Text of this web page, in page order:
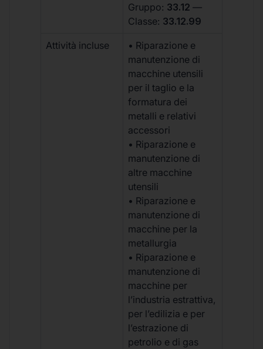
Gruppo: 33.12 —
Classe: 33.12.99
Attività incluse
• Riparazione e
manutenzione di
macchine utensili
per il taglio e la
formatura dei
metalli e relativi
accessori
• Riparazione e
manutenzione di
altre macchine
utensili
• Riparazione e
manutenzione di
macchine per la
metallurgia
• Riparazione e
manutenzione di
macchine per
l’industria estrattiva,
per l’edilizia e per
l’estrazione di
petrolio e di gas